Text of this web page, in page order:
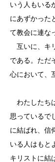
いう人もいる
にあずかった
て教会に連な
互いに、キ
である。ただ
心において、
わたしたち
思っているで
に結ばれ、信
いる人はもと
キリストに結